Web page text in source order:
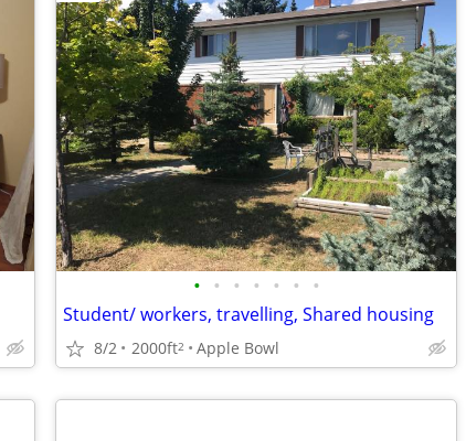
• • • • • • •
Student/ workers, travelling, Shared housing
8/2 2000ft2 Apple Bowl